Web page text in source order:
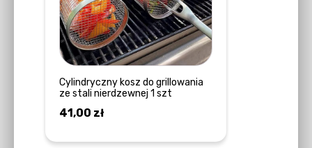
Cylindryczny kosz do grillowania
ze stali nierdzewnej 1 szt
41,00 zł